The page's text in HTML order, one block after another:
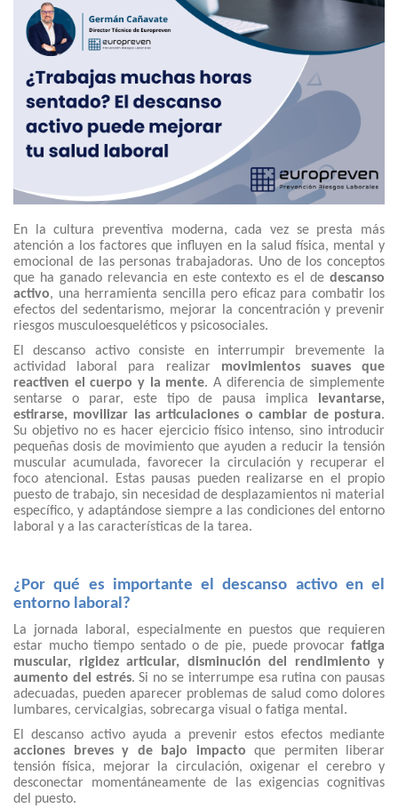
En la cultura preventiva moderna, cada vez se presta más
atención a los factores que influyen en la salud física, mental y
emocional de las personas trabajadoras. Uno de los conceptos
que ha ganado relevancia en este contexto es el de descanso
activo, una herramienta sencilla pero eficaz para combatir los
efectos del sedentarismo, mejorar la concentración y prevenir
riesgos musculoesqueléticos y psicosociales.
El descanso activo consiste en interrumpir brevemente la
actividad laboral para realizar movimientos suaves que
reactiven el cuerpo y la mente. A diferencia de simplemente
sentarse o parar, este tipo de pausa implica levantarse,
estirarse, movilizar las articulaciones o cambiar de postura.
Su objetivo no es hacer ejercicio físico intenso, sino introducir
pequeñas dosis de movimiento que ayuden a reducir la tensión
muscular acumulada, favorecer la circulación y recuperar el
foco atencional. Estas pausas pueden realizarse en el propio
puesto de trabajo, sin necesidad de desplazamientos ni material
específico, y adaptándose siempre a las condiciones del entorno
laboral y a las características de la tarea.
¿Por qué es importante el descanso activo en el
entorno laboral?
La jornada laboral, especialmente en puestos que requieren
estar mucho tiempo sentado o de pie, puede provocar fatiga
muscular, rigidez articular, disminución del rendimiento y
aumento del estrés. Si no se interrumpe esa rutina con pausas
adecuadas, pueden aparecer problemas de salud como dolores
lumbares, cervicalgias, sobrecarga visual o fatiga mental.
El descanso activo ayuda a prevenir estos efectos mediante
acciones breves y de bajo impacto que permiten liberar
tensión física, mejorar la circulación, oxigenar el cerebro y
desconectar momentáneamente de las exigencias cognitivas
del puesto.